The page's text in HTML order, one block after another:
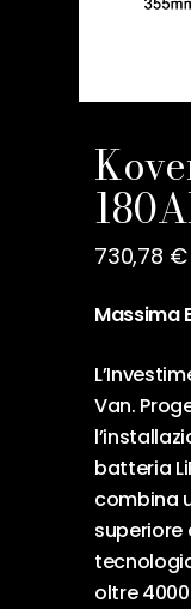
730,78 €
Massima
Van.
batteria
combina
superiore
oltre